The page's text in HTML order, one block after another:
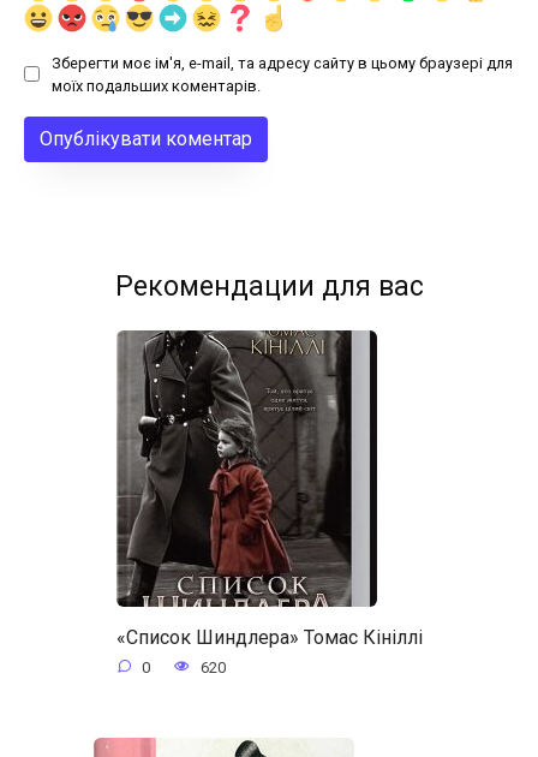
Зберегти моє ім'я, e-mail, та адресу сайту в цьому браузері для
моїх подальших коментарів.
Рекомендации для вас
«Список Шиндлера» Томас Кініллі
0 620